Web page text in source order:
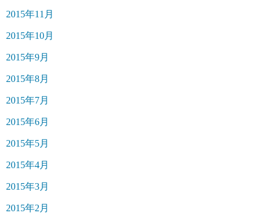
2015年11月
2015年10月
2015年9月
2015年8月
2015年7月
2015年6月
2015年5月
2015年4月
2015年3月
2015年2月